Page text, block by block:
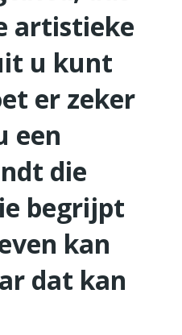
artistieke
u kunt
er zeker
een
die
begrijpt
kan
dat kan